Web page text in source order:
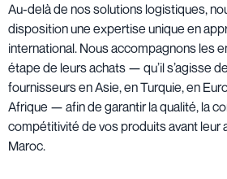
Au-delà de nos solutions logistiques,
disposition une expertise unique en
international. Nous accompagnons les
étape de leurs achats — qu’il s’agisse
fournisseurs en Asie, en Turquie, en
Afrique — afin de garantir la qualité, la
compétitivité de vos produits avant leur
Maroc.